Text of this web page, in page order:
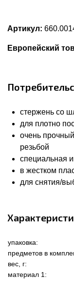
Артикул:
Европейский
стержень со
для плотно
очень
резьбой
специальная
в жестком
для снятия/
упаковка:
предметов в
вес, г:
материал 1: